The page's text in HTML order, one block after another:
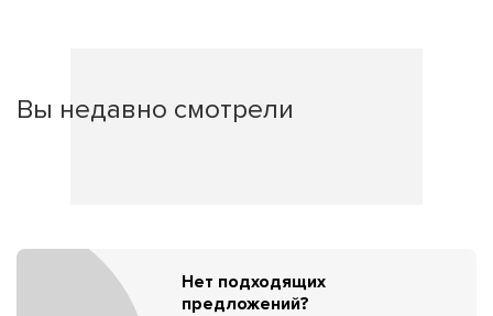
Вы недавно смотрели
Нет подходящих
предложений?